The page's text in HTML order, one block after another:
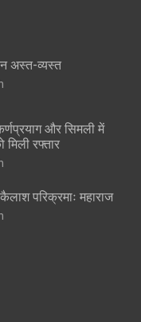
अस्त-व्यस्त
और सिमली में
रफ्तार
परिक्रमाः महाराज